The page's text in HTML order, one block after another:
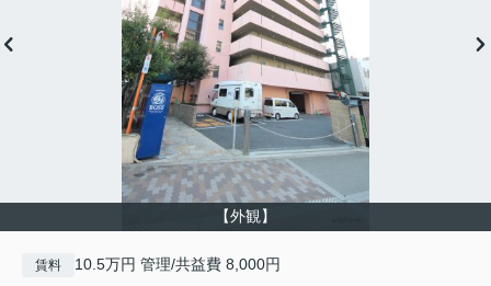
【外観】
賃料 10.5万円 管理/共益費 8,000円